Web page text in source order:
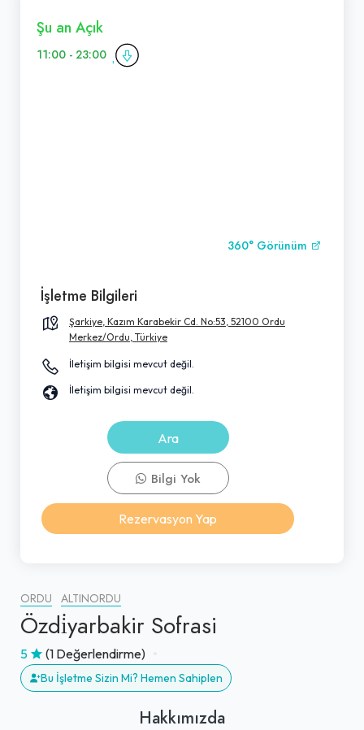
ORDU ALTINORDU
Özdi̇yarbakir Sofrasi
5 (1 Değerlendirme)
Bu İşletme Sizin Mi? Hemen Sahiplen
Hakkımızda
Şu an Açık
11:00 - 23:00
360° Görünüm
İşletme Bilgileri
Şarkiye, Kazım Karabekir Cd. No:53, 52100 Ordu
Merkez/Ordu, Türkiye
İletişim bilgisi mevcut değil.
İletişim bilgisi mevcut değil.
Ara
Bilgi Yok
Rezervasyon Yap